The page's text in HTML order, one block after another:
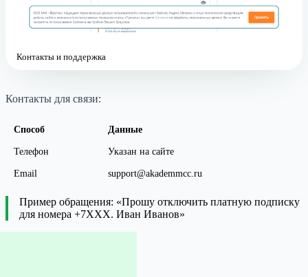
Контакты и поддержка
Контакты для связи:
Способ Данные
Телефон Указан на сайте
Email support@akademmcc.ru
Пример обращения: «Прошу отключить платную подписку
для номера +7XXX. Иван Иванов»